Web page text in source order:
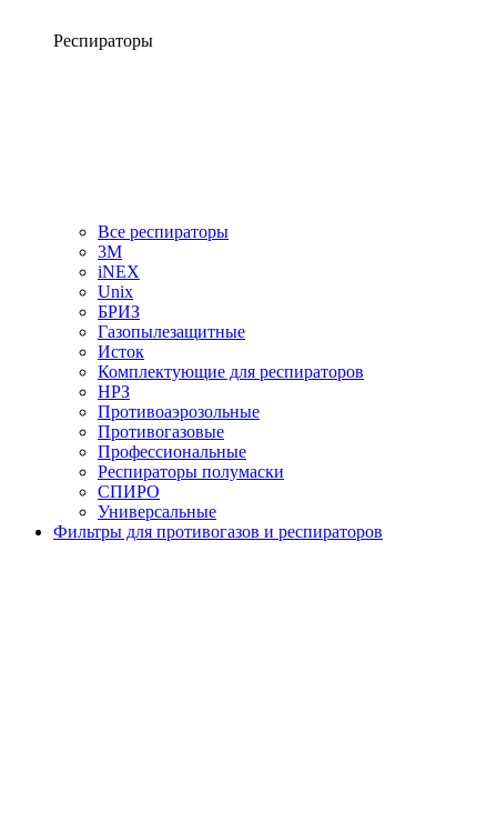
Респираторы
Все респираторы
3М
iNEX
Unix
БРИЗ
Газопылезащитные
Исток
Комплектующие для респираторов
НРЗ
Противоаэрозольные
Противогазовые
Профессиональные
Респираторы полумаски
СПИРО
Универсальные
Фильтры для противогазов и респираторов